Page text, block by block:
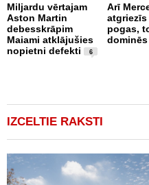
Miljardu vērtajam
Aston Martin
debesskrāpim
Maiami atklājušies
nopietni defekti
6
Arī
pogas,
dominēs
IZCELTIE RAKSTI